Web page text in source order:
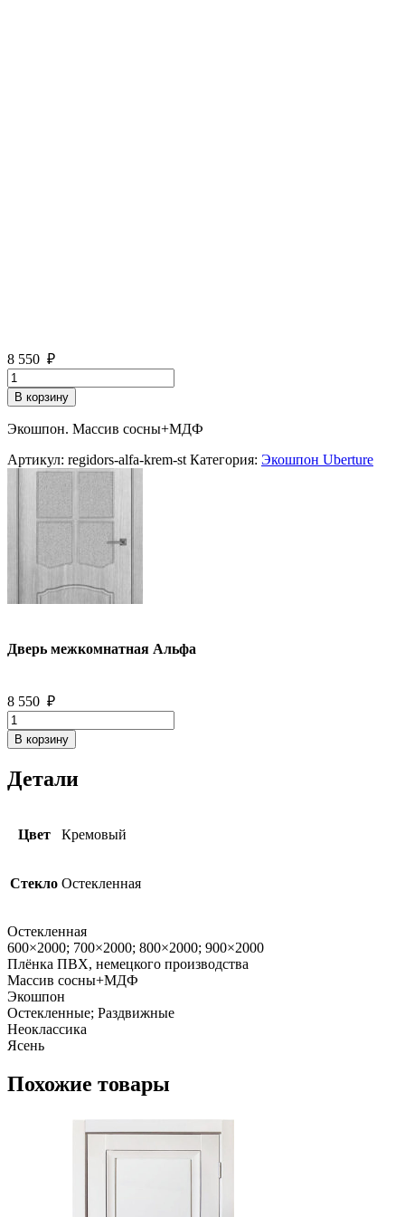
8 550 ₽
Количество
товара
Дверь
межкомнатная
В корзину
Экошпон. Массив сосны+МДФ
Артикул: regidors-alfa-krem-st Категория: Экошпон Uberture
Дверь межкомнатная Альфа
8 550 ₽
Количество
товара
Дверь
Альфа
В корзину
Детали
Цвет Кремовый
Стекло Остекленная
Остекленная
600×2000; 700×2000; 800×2000; 900×2000
Плёнка ПВХ, немецкого производства
Массив сосны+МДФ
Экошпон
Остекленные; Раздвижные
Неоклассика
Ясень
Похожие товары